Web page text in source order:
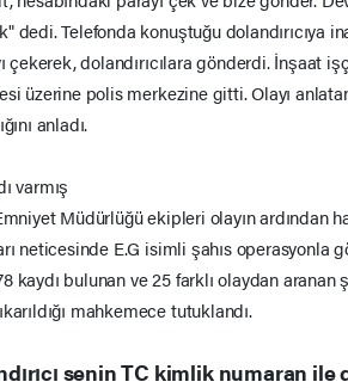
dedi. Telefonda konuştuğu dolandırıcıya
çekerek, dolandırıcılara gönderdi. İnşaat
üzerine polis merkezine gitti. Olayı
anladı.
varmış
Müdürlüğü ekipleri olayın ardından
neticesinde E.G isimli şahıs operasyonla
kaydı bulunan ve 25 farklı olaydan
mahkemece tutuklandı.
senin TC kimlik numaran ile